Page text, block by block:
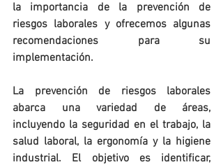
la importancia de la prevención de
riesgos laborales y ofrecemos algunas
recomendaciones para su
implementación.
La prevención de riesgos laborales
abarca una variedad de áreas,
incluyendo la seguridad en el trabajo, la
salud laboral, la ergonomía y la higiene
industrial. El objetivo es identificar,